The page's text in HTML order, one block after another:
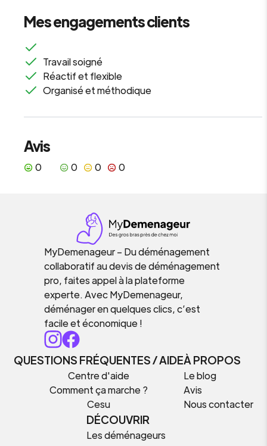
Mes engagements clients
Travail soigné
Réactif et flexible
Organisé et méthodique
Avis
0 0 0 0
MyDemenageur – Du déménagement
collaboratif au devis de déménagement
pro, faites appel à la plateforme
experte. Avec MyDemenageur,
déménager en quelques clics, c’est
facile et économique !
QUESTIONS FRÉQUENTES / AIDE
Centre d'aide
Comment ça marche ?
Cesu
À PROPOS
Le blog
Avis
Nous contacter
DÉCOUVRIR
Les déménageurs